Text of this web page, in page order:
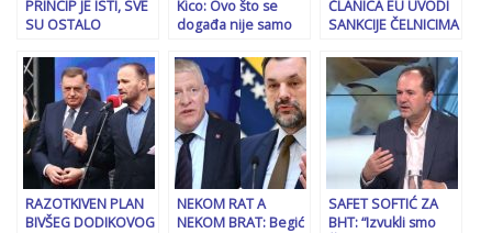
PRINCIP JE ISTI, SVE
SU OSTALO
Špirić zakazao
sjednicu Doma
naroda PS BiH, plan
je jasan…
Kico: Ovo što se
događa nije samo
nego i za zapadni
Balkan
ČLANICA EU UVODI
SANKCIJE ČELNICIMA
Stevandiću i
Viškoviću bit će
zabranjen ulazak
RAZOTKIVEN PLAN
BIVŠEG DODIKOVOG
NEKOM RAT A
NEKOM BRAT: Begić
SAFET SOFTIĆ ZA
BHT: “Izvukli smo